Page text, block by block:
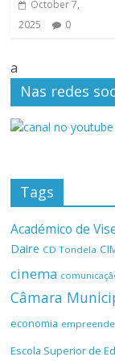
October 7,
2025
0
a
Nas redes
Tags
Académico de
Daire CD Tondela
cinema
Câmara
economia
Escola Superior de